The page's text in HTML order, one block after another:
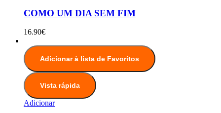
COMO UM DIA SEM FIM
16.90€
Adicionar à lista de Favoritos
Vista rápida
Adicionar